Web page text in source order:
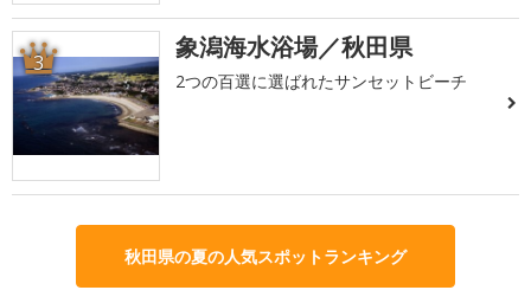
3 象潟海水浴場／秋田県
2つの百選に選ばれたサンセットビーチ
秋田県の夏の人気スポットランキング